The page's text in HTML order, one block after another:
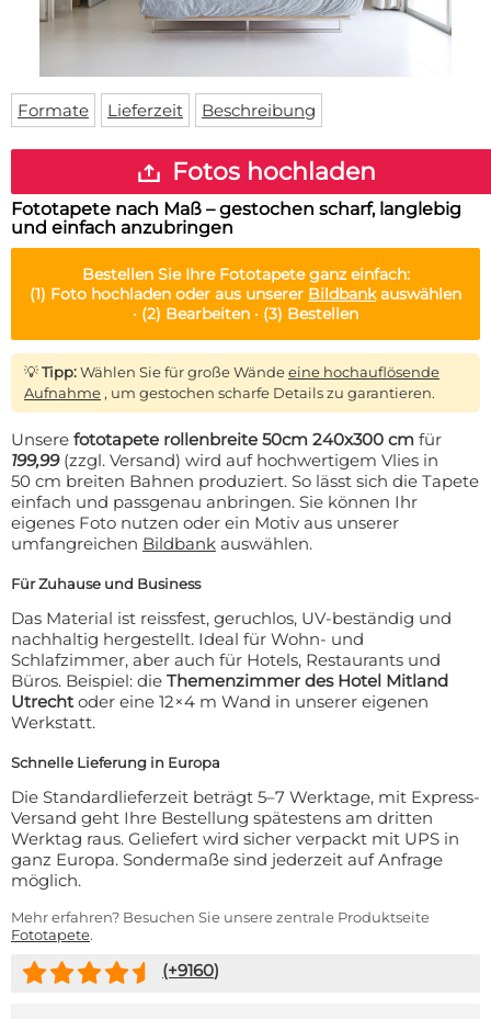
Fußmatte
Bodenmatte
Über uns
WhatsApp
Formate Lieferzeit Beschreibung
Fotos hochladen
Fototapete nach Maß – gestochen scharf, langlebig
und einfach anzubringen
Bestellen Sie Ihre Fototapeteganz einfach:
(1) Foto hochladen oder aus unserer Bildbankauswählen
· (2) Bearbeiten · (3) Bestellen
💡Tipp:Wählen Sie für große Wändeeine hochauflösende
Aufnahme , um gestochen scharfe Details zu garantieren.
Unsere fototapete rollenbreite 50cm 240x300 cm für
199,99(zzgl. Versand) wird auf hochwertigem Vlies in
50 cm breiten Bahnen produziert. So lässt sich die Tapete
einfach und passgenau anbringen. Sie können Ihr
eigenes Foto nutzen oder ein Motiv aus unserer
umfangreichen Bildbank auswählen.
Für Zuhause und Business
Das Material ist reissfest, geruchlos, UV-beständig und
nachhaltig hergestellt. Ideal für Wohn- und
Schlafzimmer, aber auch für Hotels, Restaurants und
Büros. Beispiel: die Themenzimmer des Hotel Mitland
Utrechtoder eine 12×4 m Wand in unserer eigenen
Werkstatt.
Schnelle Lieferung in Europa
Die Standardlieferzeit beträgt 5–7 Werktage, mit Express-
Versand geht Ihre Bestellung spätestens am dritten
Werktag raus. Geliefert wird sicher verpackt mit UPS in
ganz Europa. Sondermaße sind jederzeit auf Anfrage
möglich.
Mehr erfahren? Besuchen Sie unsere zentrale Produktseite
Fototapete.
(+9160)